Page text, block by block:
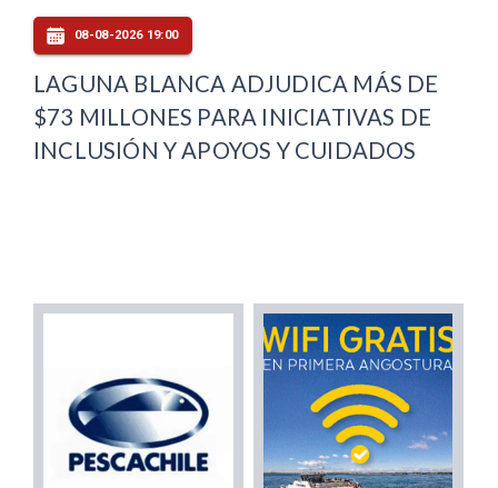
08-08-2026 19:00
LAGUNA BLANCA ADJUDICA MÁS DE
$73 MILLONES PARA INICIATIVAS DE
INCLUSIÓN Y APOYOS Y CUIDADOS